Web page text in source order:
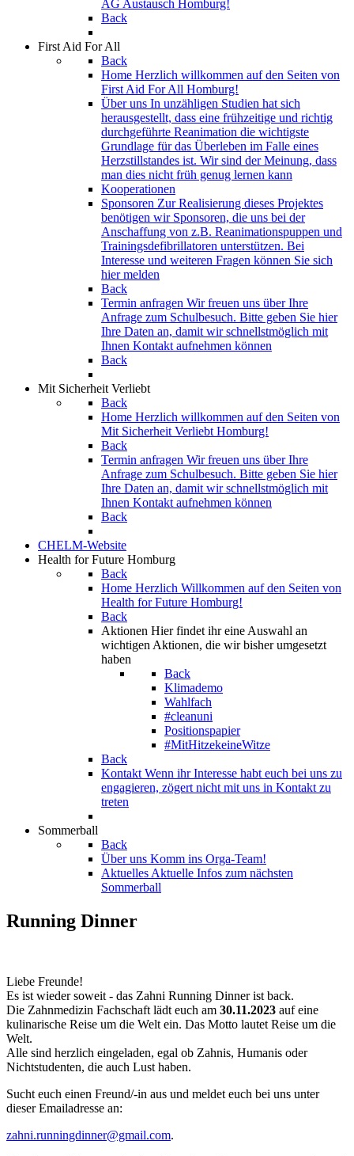
AG Austausch Homburg!
Back
First Aid For All
Back
Home Herzlich willkommen auf den Seiten von
First Aid For All Homburg!
Über uns In unzähligen Studien hat sich
herausgestellt, dass eine frühzeitige und richtig
durchgeführte Reanimation die wichtigste
Grundlage für das Überleben im Falle eines
Herzstillstandes ist. Wir sind der Meinung, dass
man dies nicht früh genug lernen kann
Kooperationen
Sponsoren Zur Realisierung dieses Projektes
benötigen wir Sponsoren, die uns bei der
Anschaffung von z.B. Reanimationspuppen und
Trainingsdefibrillatoren unterstützen. Bei
Interesse und weiteren Fragen können Sie sich
hier melden
Back
Termin anfragen Wir freuen uns über Ihre
Anfrage zum Schulbesuch. Bitte geben Sie hier
Ihre Daten an, damit wir schnellstmöglich mit
Ihnen Kontakt aufnehmen können
Back
Mit Sicherheit Verliebt
Back
Home Herzlich willkommen auf den Seiten von
Mit Sicherheit Verliebt Homburg!
Back
Termin anfragen Wir freuen uns über Ihre
Anfrage zum Schulbesuch. Bitte geben Sie hier
Ihre Daten an, damit wir schnellstmöglich mit
Ihnen Kontakt aufnehmen können
Back
CHELM-Website
Health for Future Homburg
Back
Home Herzlich Willkommen auf den Seiten von
Health for Future Homburg!
Back
Aktionen Hier findet ihr eine Auswahl an
wichtigen Aktionen, die wir bisher umgesetzt
haben
Back
Klimademo
Wahlfach
#cleanuni
Positionspapier
#MitHitzekeineWitze
Back
Kontakt Wenn ihr Interesse habt euch bei uns zu
engagieren, zögert nicht mit uns in Kontakt zu
treten
Sommerball
Back
Über uns Komm ins Orga-Team!
AktuellesAktuelle Infos zum nächsten
Sommerball
Running Dinner
Liebe Freunde!
Es ist wieder soweit - das Zahni Running Dinner ist back.
Die Zahnmedizin Fachschaft lädt euch am 30.11.2023 auf eine
kulinarische Reise um die Welt ein. Das Motto lautet Reise um die
Welt.
Alle sind herzlich eingeladen, egal ob Zahnis, Humanis oder
Nichtstudenten, die auch Lust haben.
Sucht euch einen Freund/-in aus und meldet euch bei uns unter
dieser Emailadresse an:
zahni.runningdinner@gmail.com.